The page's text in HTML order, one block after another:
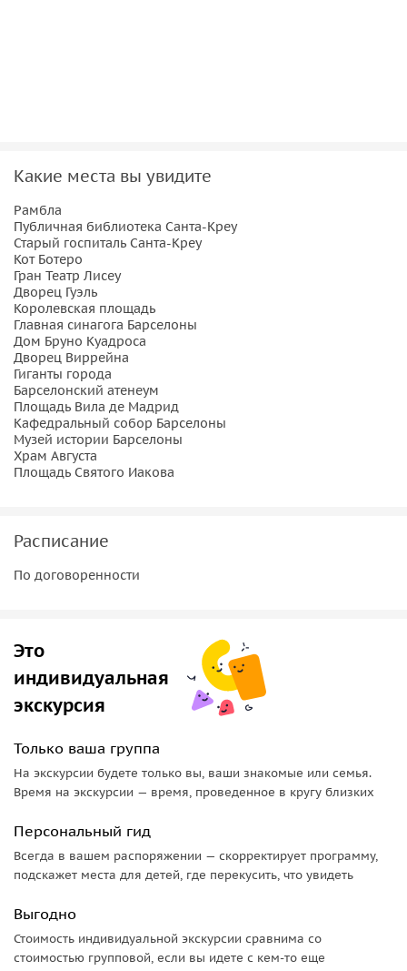
свой след в истории города.
Кулинарное приключение
Услышите истории о местной кухне и напитках, а при
желании сможете попробовать традиционные
каталонские блюда в аутентичных ресторанчиках,
любимых местными жителями.
Какие места вы увидите
Рамбла
Публичная библиотека Санта-Креу
Старый госпиталь Санта-Креу
Кот Ботеро
Гран Театр Лисеу
Дворец Гуэль
Королевская площадь
Главная синагога Барселоны
Дом Бруно Куадроса
Дворец Виррейна
Гиганты города
Барселонский атенеум
Площадь Вила де Мадрид
Кафедральный собор Барселоны
Музей истории Барселоны
Храм Августа
Площадь Святого Иакова
Расписание
По договоренности
Это
индивидуальная
экскурсия
Только ваша группа
На экскурсии будете только вы, ваши знакомые или семья.
Время на экскурсии — время, проведенное в кругу близких
Персональный гид
Всегда в вашем распоряжении — скорректирует программу,
подскажет места для детей, где перекусить, что увидеть
Выгодно
Стоимость индивидуальной экскурсии сравнима со
стоимостью групповой, если вы идете с кем-то еще